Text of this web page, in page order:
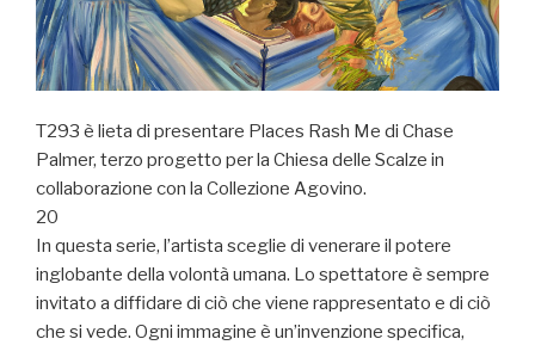
T293 è lieta di presentare Places Rash Me di Chase
Palmer, terzo progetto per la Chiesa delle Scalze in
collaborazione con la Collezione Agovino.
20
In questa serie, l’artista sceglie di venerare il potere
inglobante della volontà umana. Lo spettatore è sempre
invitato a diffidare di ciò che viene rappresentato e di ciò
che si vede. Ogni immagine è un’invenzione specifica,